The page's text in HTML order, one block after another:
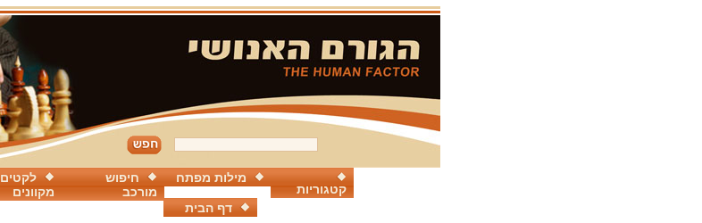
לקטים
מקוונים
חיפוש
מורכב
מילות מפתח
קטגוריות
דף הבית